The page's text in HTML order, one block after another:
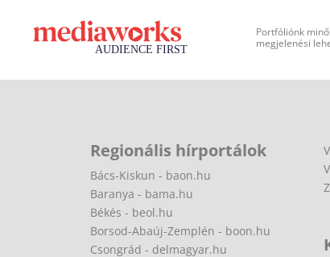
Portfóliónk
megjelenési
Regionális hírportálok
Bács-Kiskun - baon.hu
Baranya - bama.hu
Békés - beol.hu
Borsod-Abaúj-Zemplén - boon.hu
Csongrád - delmagyar.hu